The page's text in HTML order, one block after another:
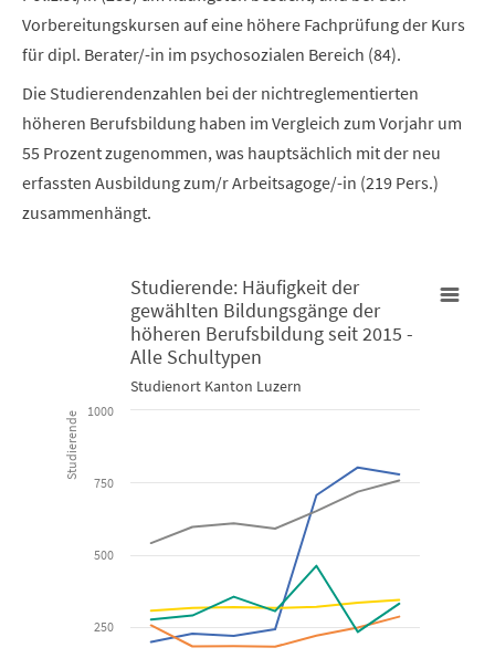
Vorbereitungskursen auf eine höhere Fachprüfung der Kurs
für dipl. Berater/-in im psychosozialen Bereich (84).
Die Studierendenzahlen bei der nichtreglementierten
höheren Berufsbildung haben im Vergleich zum Vorjahr um
55 Prozent zugenommen, was hauptsächlich mit der neu
erfassten Ausbildung zum/r Arbeitsagoge/-in (219 Pers.)
zusammenhängt.
Studierende: Häufigkeit der gewählten Bildungsgänge der
Line chart with 5 lines.
Studienort Kanton Luzern
View as data table, Studierende: Häufigkeit der
The chart has 1 X axis displaying categories.
The chart has 1 Y axis displaying Studierende. Data ranges from
Studierende
Studierende: Häufigkeit der
gewählten Bildungsgänge der
höheren Berufsbildung seit 2015 -
Alle Schultypen
Studienort Kanton Luzern
250
500
750
1000